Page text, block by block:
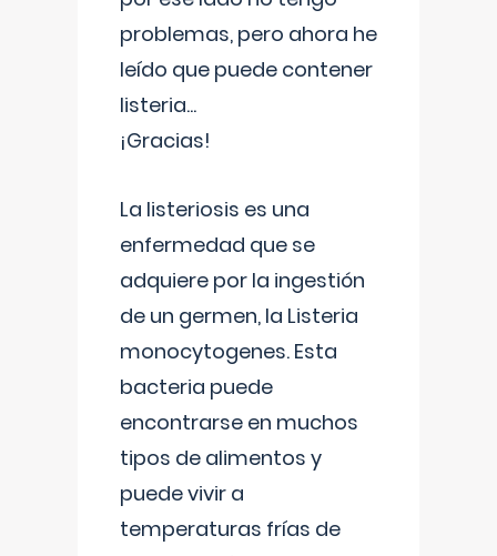
problemas, pero ahora he
leído que puede contener
listeria...
¡Gracias!
La listeriosis es una
enfermedad que se
adquiere por la ingestión
de un germen, la Listeria
monocytogenes. Esta
bacteria puede
encontrarse en muchos
tipos de alimentos y
puede vivir a
temperaturas frías de